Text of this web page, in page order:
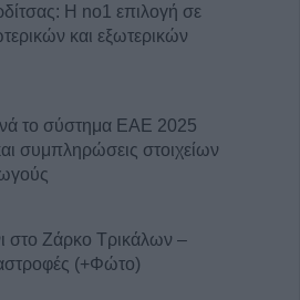
Η no1 επιλογή σε
και εξωτερικών
το σύστημα ΕΑΕ 2025
συμπληρώσεις στοιχείων
στο Ζάρκο Τρικάλων –
(+Φώτο)